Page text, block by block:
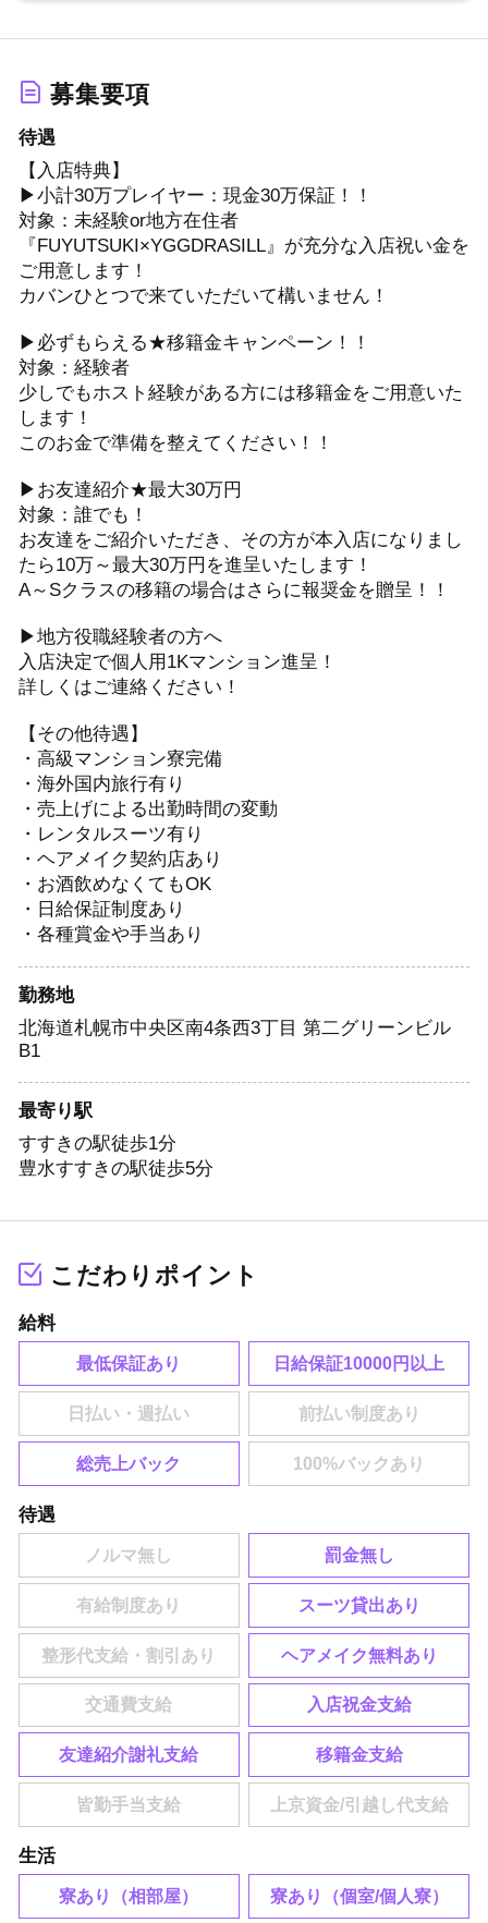
募集要項
待遇
【入店特典】
▶小計30万プレイヤー：現金30万保証！！
対象：未経験or地方在住者
『FUYUTSUKI×YGGDRASILL』が充分な入店祝い金を
ご用意します！
カバンひとつで来ていただいて構いません！
▶必ずもらえる★移籍金キャンペーン！！
対象：経験者
少しでもホスト経験がある方には移籍金をご用意いた
します！
このお金で準備を整えてください！！
▶お友達紹介★最大30万円
対象：誰でも！
お友達をご紹介いただき、その方が本入店になりまし
たら10万～最大30万円を進呈いたします！
A～Sクラスの移籍の場合はさらに報奨金を贈呈！！
▶地方役職経験者の方へ
入店決定で個人用1Kマンション進呈！
詳しくはご連絡ください！
【その他待遇】
・高級マンション寮完備
・海外国内旅行有り
・売上げによる出勤時間の変動
・レンタルスーツ有り
・ヘアメイク契約店あり
・お酒飲めなくてもOK
・日給保証制度あり
・各種賞金や手当あり
勤務地
北海道札幌市中央区南4条西3丁目 第二グリーンビル
B1
最寄り駅
すすきの駅徒歩1分
豊水すすきの駅徒歩5分
こだわりポイント
給料
最低保証あり 日給保証10000円以上
総売上バック
待遇
罰金無し
スーツ貸出あり
ヘアメイク無料あり
入店祝金支給
友達紹介謝礼支給 移籍金支給
生活
寮あり（相部屋） 寮あり（個室/個人寮）